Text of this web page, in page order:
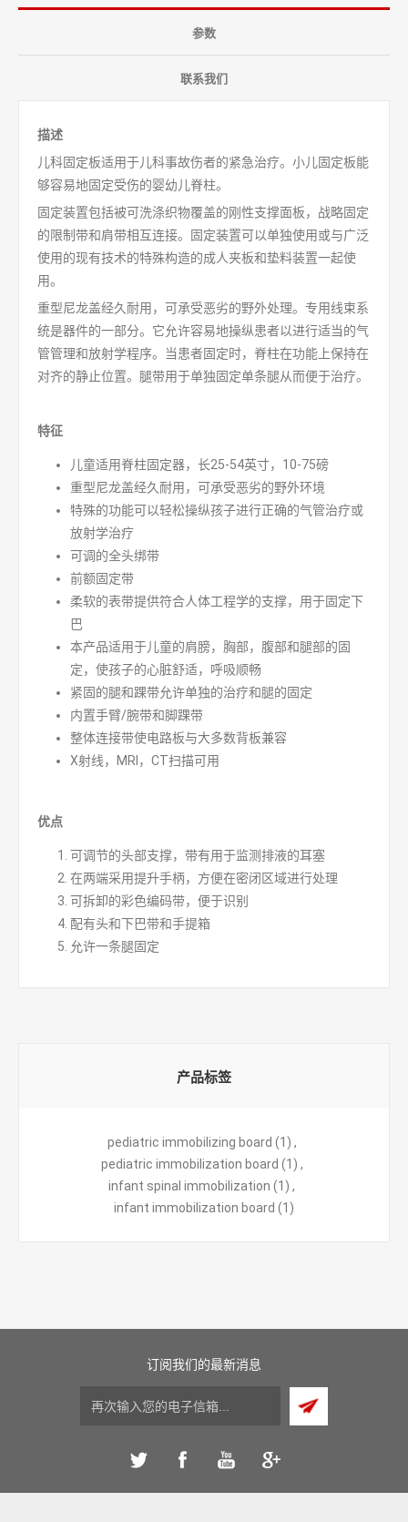
参数
联系我们
描述
儿科固定板适用于儿科事故伤者的紧急治疗。小儿固定板能
够容易地固定受伤的婴幼儿脊柱。
固定装置包括被可洗涤织物覆盖的刚性支撑面板，战略固定
的限制带和肩带相互连接。固定装置可以单独使用或与广泛
使用的现有技术的特殊构造的成人夹板和垫料装置一起使
用。
重型尼龙盖经久耐用，可承受恶劣的野外处理。专用线束系
统是器件的一部分。它允许容易地操纵患者以进行适当的气
管管理和放射学程序。当患者固定时，脊柱在功能上保持在
对齐的静止位置。腿带用于单独固定单条腿从而便于治疗。
特征
儿童适用脊柱固定器，长25-54英寸，10-75磅
重型尼龙盖经久耐用，可承受恶劣的野外环境
特殊的功能可以轻松操纵孩子进行正确的气管治疗或
放射学治疗
可调的全头绑带
前额固定带
柔软的表带提供符合人体工程学的支撑，用于固定下
巴
本产品适用于儿童的肩膀，胸部，腹部和腿部的固
定，使孩子的心脏舒适，呼吸顺畅
紧固的腿和踝带允许单独的治疗和腿的固定
内置手臂/腕带和脚踝带
整体连接带使电路板与大多数背板兼容
X射线，MRI，CT扫描可用
优点
可调节的头部支撑，带有用于监测排液的耳塞
在两端采用提升手柄，方便在密闭区域进行处理
可拆卸的彩色编码带，便于识别
配有头和下巴带和手提箱
允许一条腿固定
产品标签
pediatric immobilizing board (1) ,
pediatric immobilization board (1) ,
infant spinal immobilization (1) ,
infant immobilization board (1)
订阅我们的最新消息